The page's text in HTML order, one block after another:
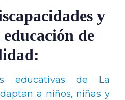
y
educación de
educativas de La
a niños, niñas y